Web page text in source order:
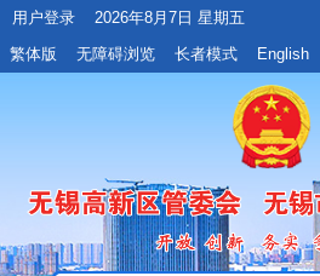
用户登录
2026年8月7日 星期五
繁体版
无障碍浏览 长者模式 English